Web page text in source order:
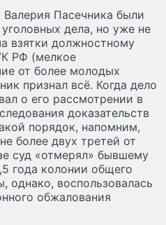
Валерия Пасечника были
дела, но уже не
взятки должностному
РФ (мелкое
от более молодых
признал всё. Когда дело
о его рассмотрении в
доказательств
порядок, напомним,
более двух третей от
суд «отмерял» бывшему
года колонии общего
воспользовалась
обжалования